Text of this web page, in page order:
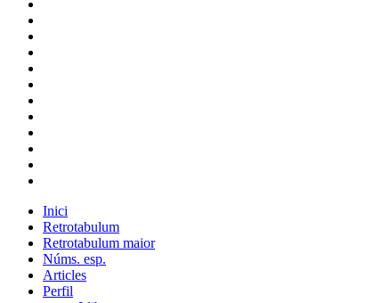
Inici
Retrotabulum
Retrotabulum maior
Núms. esp.
Articles
Perfil